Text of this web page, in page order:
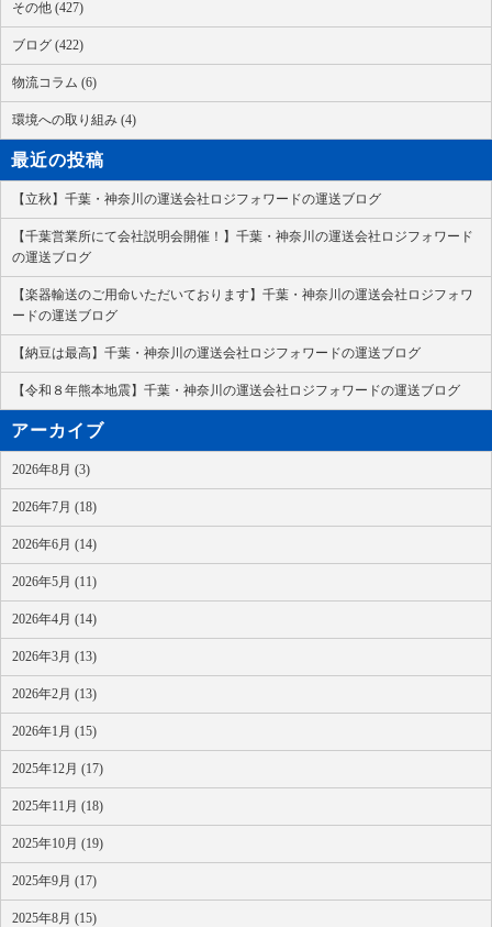
その他 (427)
ブログ (422)
物流コラム (6)
環境への取り組み (4)
最近の投稿
【立秋】千葉・神奈川の運送会社ロジフォワードの運送ブログ
【千葉営業所にて会社説明会開催！】千葉・神奈川の運送会社ロジフォワード
の運送ブログ
【楽器輸送のご用命いただいております】千葉・神奈川の運送会社ロジフォワ
ードの運送ブログ
【納豆は最高】千葉・神奈川の運送会社ロジフォワードの運送ブログ
【令和８年熊本地震】千葉・神奈川の運送会社ロジフォワードの運送ブログ
アーカイブ
2026年8月 (3)
2026年7月 (18)
2026年6月 (14)
2026年5月 (11)
2026年4月 (14)
2026年3月 (13)
2026年2月 (13)
2026年1月 (15)
2025年12月 (17)
2025年11月 (18)
2025年10月 (19)
2025年9月 (17)
2025年8月 (15)